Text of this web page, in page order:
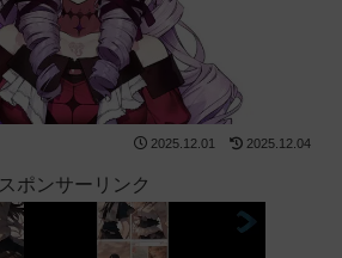
2025.12.01 2025.12.04
スポンサーリンク